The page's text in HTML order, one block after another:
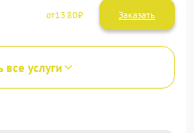
1380
все услуги